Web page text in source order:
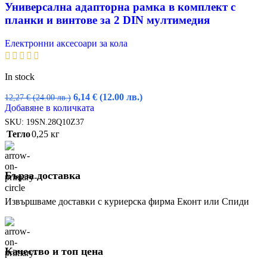
Универсална адапторна рамка в комплект с
планки и винтове за 2 DIN мултимедия
Електронни аксесоари за кола
In stock
12,27€ (24.00 лв.) Original
price
was:
6,14 € (12.00 лв.)Текущата
Добавяне в количката
SKU: 19SN.28Q10Z37
Тегло0,25 кг
Бърза доставка
Извършваме доставки с куриерска фирма Еконт или Спиди
Качество и топ цена